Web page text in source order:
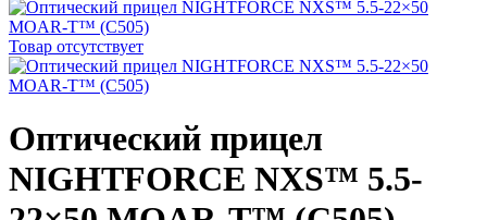
Товар отсутствует
Оптический прицел
NIGHTFORCE NXS™ 5.5-